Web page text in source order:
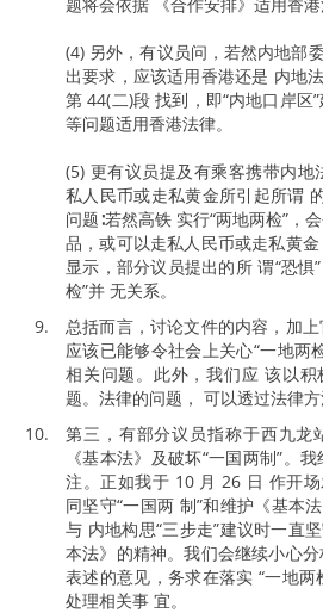
(4) 另外，有议员问，若然内地部
出要求，应该适用香港还是 内地
第 44(二)段 找到，即“内地口岸区
等问题适用香港法律。
(5) 更有议员提及有乘客携带内
私人民币或走私黄金所引起所谓
问题∶若然高铁 实行“两地两检”，
品，或可以走私人民币或走私黄
显示，部分议员提出的所 谓“恐惧
检”并 无关系。
总括而言，讨论文件的内容，加
应该已能够令社会上关心“一地两
相关问题。此外，我们应 该以
题。法律的问题， 可以透过法律方
第三，有部分议员指称于西九龙
《基本法》及破坏“一国两制”。
注。正如我于 10 月 26 日 作开
同坚守“一国两 制”和维护《基本
与 内地构思“三步走”建议时一直
本法》的精神。我们会继续小心分
表述的意见，务求在落实 “一地
处理相关事 宜。